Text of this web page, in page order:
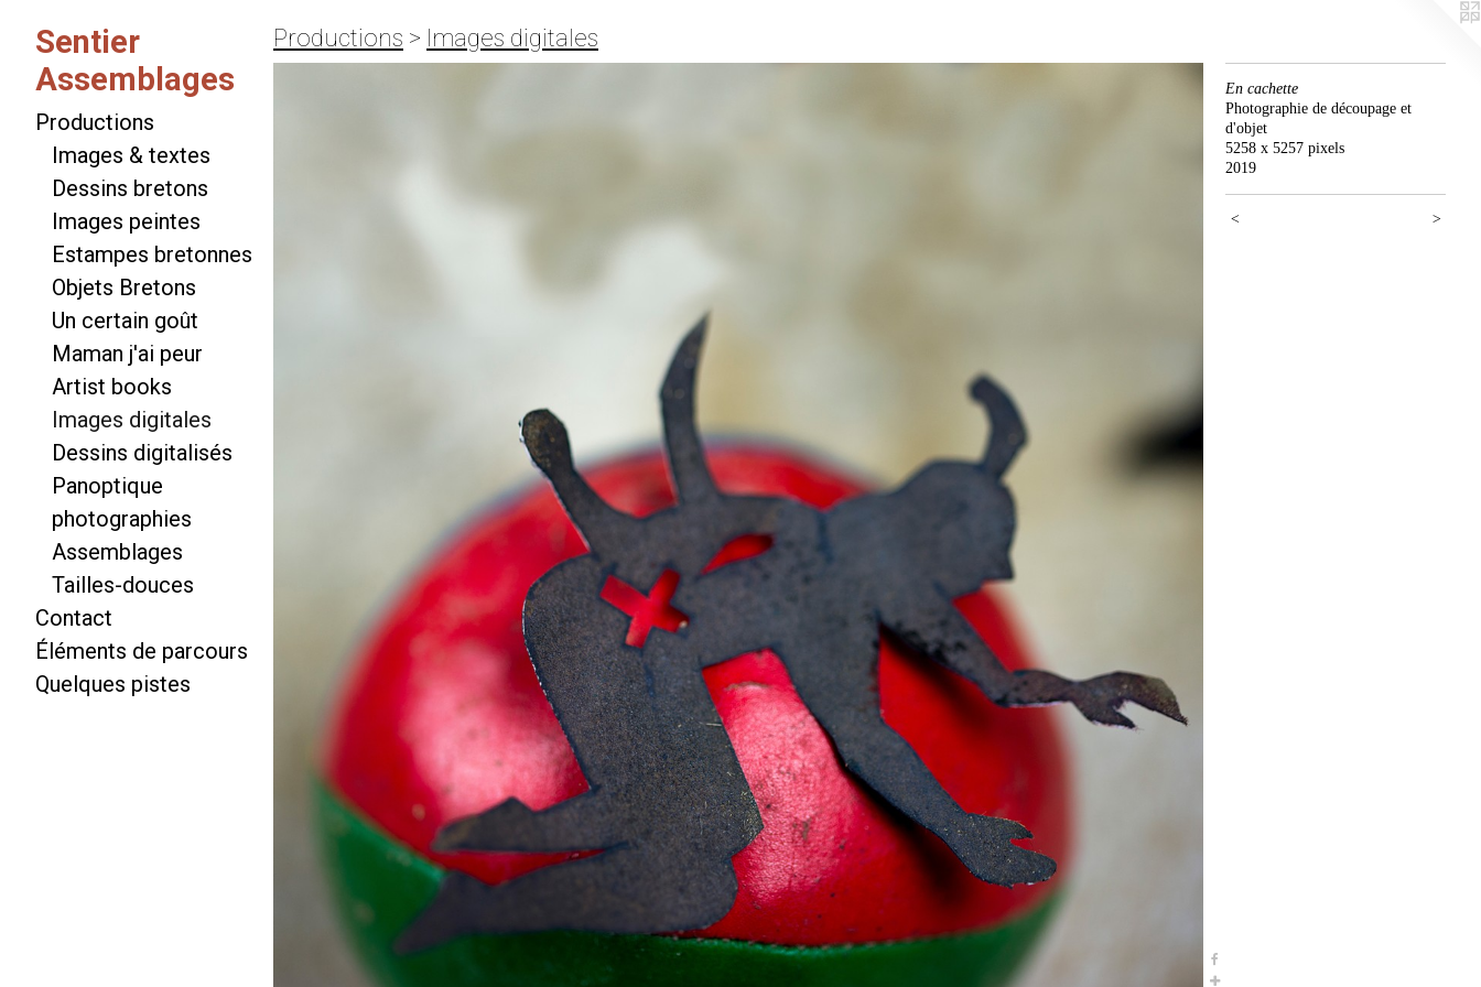
Sentier
Assemblages
Productions
Images & textes
Dessins bretons
Images peintes
Estampes bretonnes
Objets Bretons
Un certain goût
Maman j'ai peur
Artist books
Images digitales
Dessins digitalisés
Panoptique
photographies
Assemblages
Tailles-douces
Contact
Éléments de parcours
Quelques pistes
Productions > Images digitales
En cachette
Photographie de découpage et
d'objet
5258 x 5257 pixels
2019
< >